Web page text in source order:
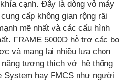
cạnh. Đây là dòng vỏ máy
cấp không gian rộng rãi
mẽ nhất và các cấu hình
FRAME 5000D hỗ trợ các bo
và mang lại nhiều lựa chọn
tương thích với hệ thống
System hay FMCS như người